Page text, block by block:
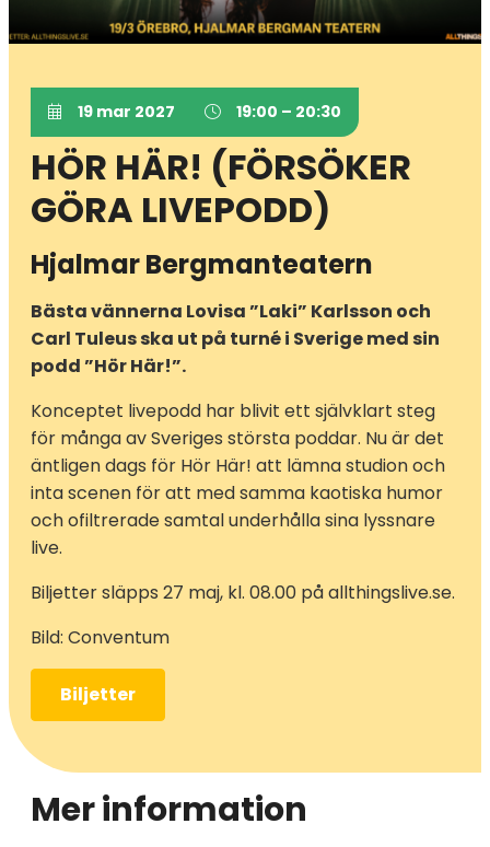
19 mar 2027 19:00 – 20:30
HÖR HÄR! (FÖRSÖKER
GÖRA LIVEPODD)
Hjalmar Bergmanteatern
Bästa vännerna Lovisa ”Laki” Karlsson och
Carl Tuleus ska ut på turné i Sverige med sin
podd ”Hör Här!”.
Konceptet livepodd har blivit ett självklart steg
för många av Sveriges största poddar. Nu är det
äntligen dags för Hör Här! att lämna studion och
inta scenen för att med samma kaotiska humor
och ofiltrerade samtal underhålla sina lyssnare
live.
Biljetter släpps 27 maj, kl. 08.00 på allthingslive.se.
Bild: Conventum
Biljetter
Mer information